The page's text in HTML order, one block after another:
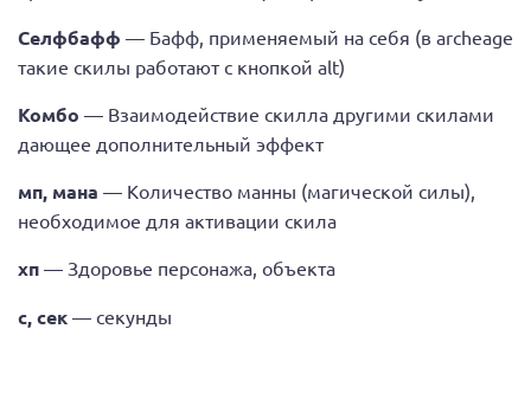
Селфбафф — Бафф, применяемый на себя (в archeage
такие скилы работают с кнопкой alt)
Комбо — Взаимодействие скилла другими скилами
дающее дополнительный эффект
мп, мана — Количество манны (магической силы),
необходимое для активации скила
хп — Здоровье персонажа, объекта
с, сек — секунды